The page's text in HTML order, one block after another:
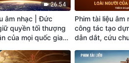
26:54
âm nhạc | Đức
quyền tối thượng
của mọi quốc gia
Phim tài liệu âm
công tác tạo
dẫn dắt, cứu
nổi bật)